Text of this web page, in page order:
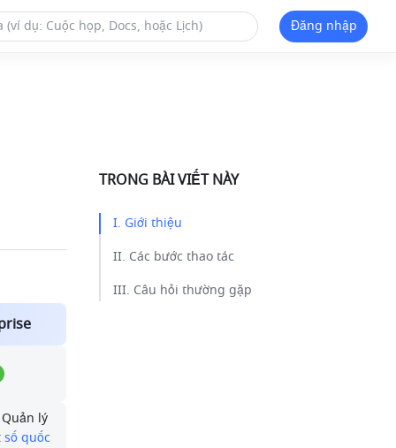
Đăng nhập
lý
số quốc
TRONG BÀI VIẾT NÀY
I. Giới thiệu​
II. Các bước thao tác​
III. Câu hỏi thường gặp​